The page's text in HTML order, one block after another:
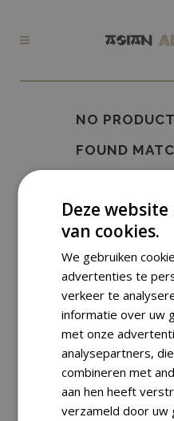
NO
FOUND
Deze
van cookies.
We gebruiken
advertenties te
verkeer te
informatie over uw
met onze
analysepartners,
combineren met
aan hen heeft
verzameld door uw